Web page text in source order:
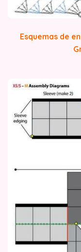
Esquemas de